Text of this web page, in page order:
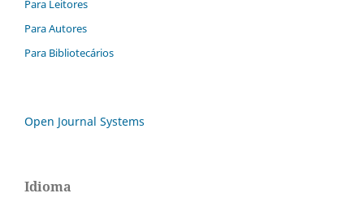
Para Leitores
Para Autores
Para Bibliotecários
Open Journal Systems
Idioma